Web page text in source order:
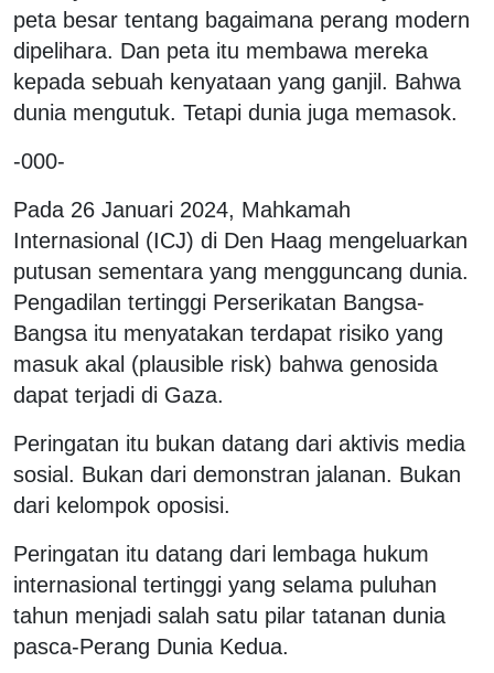
peta besar tentang bagaimana perang modern
dipelihara. Dan peta itu membawa mereka
kepada sebuah kenyataan yang ganjil. Bahwa
dunia mengutuk. Tetapi dunia juga memasok.
-000-
Pada 26 Januari 2024, Mahkamah
Internasional (ICJ) di Den Haag mengeluarkan
putusan sementara yang mengguncang dunia.
Pengadilan tertinggi Perserikatan Bangsa-
Bangsa itu menyatakan terdapat risiko yang
masuk akal (plausible risk) bahwa genosida
dapat terjadi di Gaza.
Peringatan itu bukan datang dari aktivis media
sosial. Bukan dari demonstran jalanan. Bukan
dari kelompok oposisi.
Peringatan itu datang dari lembaga hukum
internasional tertinggi yang selama puluhan
tahun menjadi salah satu pilar tatanan dunia
pasca-Perang Dunia Kedua.